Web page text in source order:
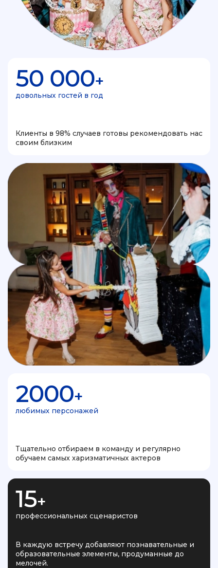
50 000+
довольных гостей в год
Клиенты в 98% случаев готовы рекомендовать нас
своим близким
2000+
любимых персонажей
Тщательно отбираем в команду и регулярно
обучаем самых харизматичных актеров
15+
профессиональных сценаристов
В каждую встречу добавляют познавательные и
образовательные элементы, продуманные до
мелочей.